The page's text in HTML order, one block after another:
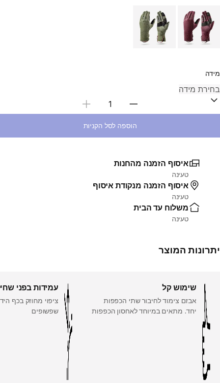
Choose a variant
מידה
בחירת כמות
הוספה לסל הקניות
איסוף הזמנה מהחנות
טעינה
איסוף הזמנה מנקודת איסוף
טעינה
משלוח עד הבית
טעינה
יתרונות המוצר
שימוש קל
אבזם צימוד לחיבור שתי הכפפות
יחד. מתאים במיוחד לאחסון הכפפות
עמידות בפני
ציפוי מחוזק בכף
שפשופים